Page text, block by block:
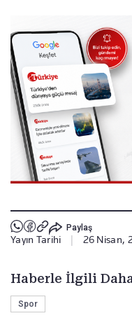
Paylaş
Yayın Tarihi 26 Nisan,
Haberle İlgili Daha
Spor